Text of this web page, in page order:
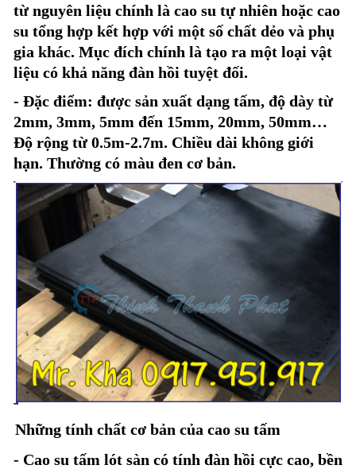
từ nguyên liệu chính là cao su tự nhiên hoặc cao
su tổng hợp kết hợp với một số chất dẻo và phụ
gia khác. Mục đích chính là tạo ra một loại vật
liệu có khả năng đàn hồi tuyệt đối.
- Đặc điểm: được sản xuất dạng tấm, độ dày từ
2mm, 3mm, 5mm đến 15mm, 20mm, 50mm…
Độ rộng từ 0.5m-2.7m. Chiều dài không giới
hạn. Thường có màu đen cơ bản.
Những tính chất cơ bản của cao su tấm
- Cao su tấm lót sàn có tính đàn hồi cực cao, bền